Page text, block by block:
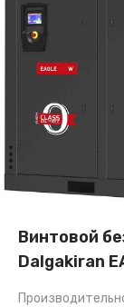
Винтовой
Dalgakiran